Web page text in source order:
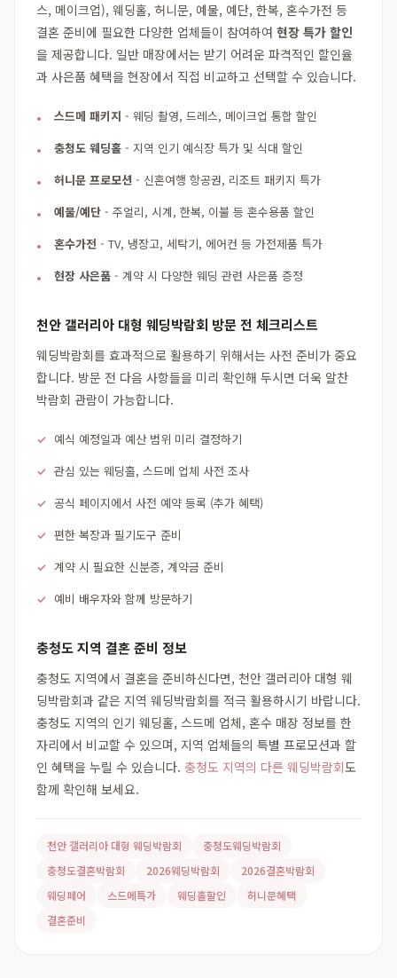
스, 메이크업), 웨딩홀, 허니문, 예물, 예단, 한복, 혼수가전 등
결혼 준비에 필요한 다양한 업체들이 참여하여 현장 특가 할인
을 제공합니다. 일반 매장에서는 받기 어려운 파격적인 할인율
과 사은품 혜택을 현장에서 직접 비교하고 선택할 수 있습니다.
스드메 패키지 - 웨딩 촬영, 드레스, 메이크업 통합 할인
충청도 웨딩홀 - 지역 인기 예식장 특가 및 식대 할인
허니문 프로모션 - 신혼여행 항공권, 리조트 패키지 특가
예물/예단 - 주얼리, 시계, 한복, 이불 등 혼수용품 할인
혼수가전 - TV, 냉장고, 세탁기, 에어컨 등 가전제품 특가
현장 사은품 - 계약 시 다양한 웨딩 관련 사은품 증정
천안 갤러리아 대형 웨딩박람회 방문 전 체크리스트
웨딩박람회를 효과적으로 활용하기 위해서는 사전 준비가 중요
합니다. 방문 전 다음 사항들을 미리 확인해 두시면 더욱 알찬
박람회 관람이 가능합니다.
예식 예정일과 예산 범위 미리 결정하기
관심 있는 웨딩홀, 스드메 업체 사전 조사
공식 페이지에서 사전 예약 등록 (추가 혜택)
편한 복장과 필기도구 준비
계약 시 필요한 신분증, 계약금 준비
예비 배우자와 함께 방문하기
충청도 지역 결혼 준비 정보
충청도 지역에서 결혼을 준비하신다면, 천안 갤러리아 대형 웨
딩박람회과 같은 지역 웨딩박람회를 적극 활용하시기 바랍니다.
충청도 지역의 인기 웨딩홀, 스드메 업체, 혼수 매장 정보를 한
자리에서 비교할 수 있으며, 지역 업체들의 특별 프로모션과 할
인 혜택을 누릴 수 있습니다. 충청도 지역의 다른 웨딩박람회도
함께 확인해 보세요.
천안 갤러리아 대형 웨딩박람회
충청도웨딩박람회
충청도결혼박람회
2026웨딩박람회
2026결혼박람회
웨딩페어
스드메특가 웨딩홀할인
허니문혜택
결혼준비